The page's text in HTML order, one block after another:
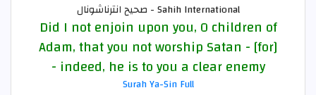
Sahih International - صحيح انترناشونال
Did I not enjoin upon you, O children of
Adam, that you not worship Satan - [for]
indeed, he is to you a clear enemy -
Surah Ya-Sin Full